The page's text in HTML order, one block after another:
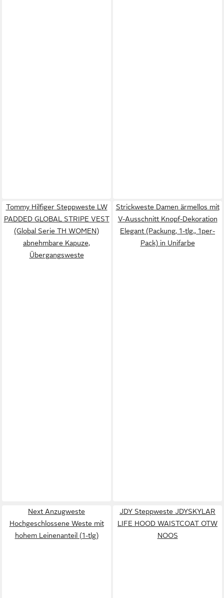
Tommy Hilfiger Steppweste LW
PADDED GLOBAL STRIPE VEST
(Global Serie TH WOMEN)
abnehmbare Kapuze,
Übergangsweste
Strickweste Damen ärmellos mit
V-Ausschnitt Knopf-Dekoration
Elegant (Packung, 1-tlg., 1per-
Pack) in Unifarbe
Next Anzugweste
Hochgeschlossene Weste mit
hohem Leinenanteil (1-tlg)
JDY Steppweste JDYSKYLAR
LIFE HOOD WAISTCOAT OTW
NOOS